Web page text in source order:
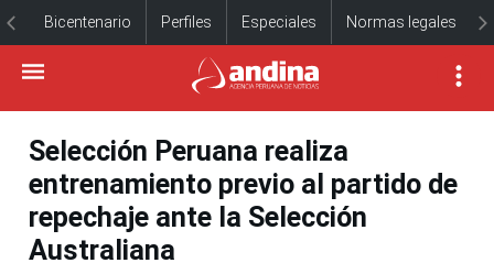
Bicentenario Perfiles Especiales Normas legales
Selección Peruana realiza
entrenamiento previo al partido de
repechaje ante la Selección
Australiana